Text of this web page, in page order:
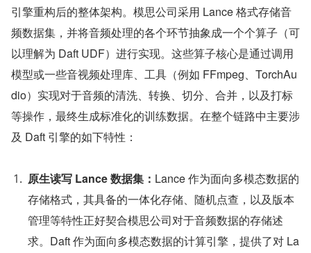
引擎重构后的整体架构。模思公司采用 Lance 格式存储音
频数据集，并将音频处理的各个环节抽象成一个个算子（可
以理解为 Daft UDF）进行实现。这些算子核心是通过调用
模型或一些音视频处理库、工具（例如 FFmpeg、TorchAu
dio）实现对于音频的清洗、转换、切分、合并，以及打标
等操作，最终生成标准化的训练数据。在整个链路中主要涉
及 Daft 引擎的如下特性：
原生读写 Lance 数据集： Lance 作为面向多模态数据的
存储格式，其具备的一体化存储、随机点查，以及版本
管理等特性正好契合模思公司对于音频数据的存储述
求。Daft 作为面向多模态数据的计算引擎，提供了对 La